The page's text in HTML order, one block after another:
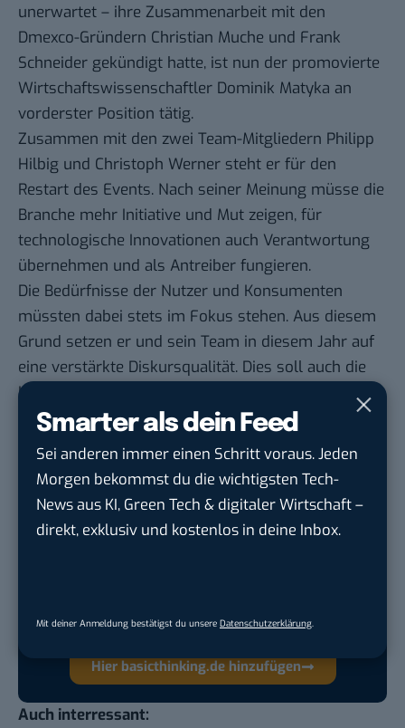
Smarter als dein Feed
Sei anderen immer einen Schritt voraus. Jeden
Morgen bekommst du die wichtigsten Tech-
News aus KI, Green Tech & digitaler Wirtschaft –
direkt, exklusiv und kostenlos in deine Inbox.
Mit deiner Anmeldung bestätigst du unsere Datenschutzerklärung
unerwartet – ihre Zusammenarbeit mit den
Dmexco-Gründern Christian Muche und Frank
Schneider gekündigt hatte, ist nun der promovierte
Wirtschaftswissenschaftler Dominik Matyka an
vorderster Position tätig.
Zusammen mit den zwei Team-Mitgliedern Philipp
Hilbig und Christoph Werner steht er für den
Restart des Events. Nach seiner Meinung müsse die
Branche mehr Initiative und Mut zeigen, für
technologische Innovationen auch Verantwortung
übernehmen und als Antreiber fungieren.
Die Bedürfnisse der Nutzer und Konsumenten
müssten dabei stets im Fokus stehen. Aus diesem
Grund setzen er und sein Team in diesem Jahr auf
eine verstärkte Diskursqualität. Dies soll auch die
Interaktion zwischen Besuchern und
Messeausstellern verbessern.
Google lässt dich jetzt selbst bestimmen,
welche Quellen du in der Suche häufiger
Tech-Journalismus unterstützen. Vielen Dank!
Hier basicthinking.de hinzufügen
Auch interressant: